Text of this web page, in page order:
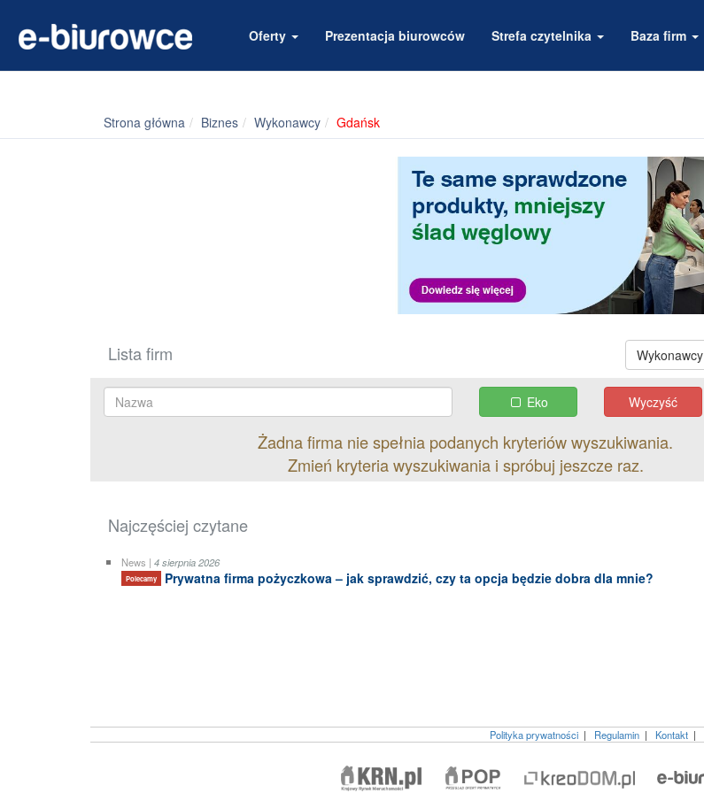
Oferty Prezentacja biurowców Strefa czytelnika Baza firm
Strona główna Biznes Wykonawcy Gdańsk
Lista firm Wykonawcy
Eko Wyczyść
Żadna firma nie spełnia podanych kryteriów wyszukiwania.
Zmień kryteria wyszukiwania i spróbuj jeszcze raz.
Najczęściej czytane
News | 4 sierpnia 2026
Polecamy Prywatna firma pożyczkowa – jak sprawdzić, czy ta opcja będzie dobra dla mnie?
Polityka prywatności| Regulamin| Kontakt|